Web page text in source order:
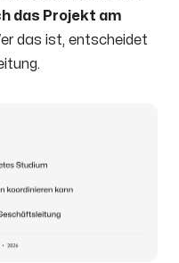
das Projekt am
das ist, entscheidet